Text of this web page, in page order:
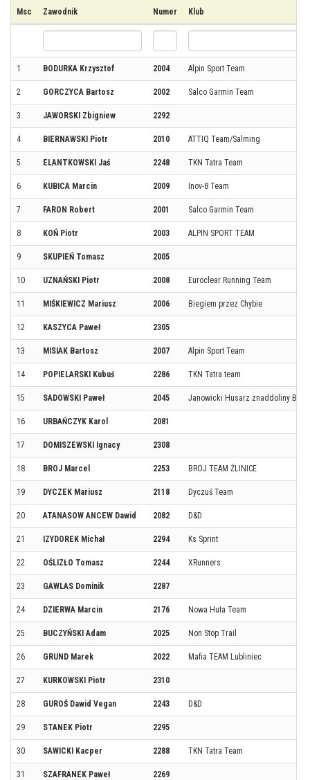
Msc Zawodnik Numer Klub
1 BODURKA Krzysztof 2004 Alpin Sport Team
2 GORCZYCA Bartosz 2002 Salco Garmin Team
3 JAWORSKI Zbigniew 2292
4 BIERNAWSKI Piotr 2010 ATTIQ Team/Salming
5 ELANTKOWSKI Jaś 2248 TKN Tatra Team
6 KUBICA Marcin 2009 Inov-8 Team
7 FARON Robert 2001 Salco Garmin Team
8 KOŃ Piotr 2003 ALPIN SPORT TEAM
9 SKUPIEŃ Tomasz 2005
10 UZNAŃSKI Piotr 2008 Euroclear Running Team
11 MIŚKIEWICZ Mariusz 2006 Biegiem przez Chybie
12 KASZYCA Paweł 2305
13 MISIAK Bartosz 2007 Alpin Sport Team
14 POPIELARSKI Kubuś 2286 TKN Tatra team
15 SADOWSKI Paweł 2045 Janowicki Husarz znaddoliny
16 URBAŃCZYK Karol 2081
17 DOMISZEWSKI Ignacy 2308
18 BROJ Marcel 2253 BROJ TEAM ŹLINICE
19 DYCZEK Mariusz 2118 Dyczuś Team
20 ATANASOW ANCEW Dawid 2082 D&D
21 IZYDOREK Michał 2294 Ks Sprint
22 OŚLIZŁO Tomasz 2244 XRunners
23 GAWLAS Dominik 2287
24 DZIERWA Marcin 2176 Nowa Huta Team
25 BUCZYŃSKI Adam 2025 Non Stop Trail
26 GRUND Marek 2022 Mafia TEAM Lubliniec
27 KURKOWSKI Piotr 2310
28 GUROŚ Dawid Vegan 2243 D&D
29 STANEK Piotr 2295
30 SAWICKI Kacper 2288 TKN Tatra Team
31 SZAFRANEK Paweł 2269